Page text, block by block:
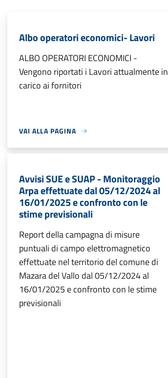
Albo operatori economici- Lavori
ALBO OPERATORI ECONOMICI -
Vengono riportati i Lavori attualmente in
carico ai fornitori
VAI ALLA PAGINA
Avvisi SUE e SUAP - Monitoraggio
Arpa effettuate dal 05/12/2024 al
16/01/2025 e confronto con le
stime previsionali
Report della campagna di misure
puntuali di campo elettromagnetico
effettuate nel territorio del comune di
Mazara del Vallo dal 05/12/2024 al
16/01/2025 e confronto con le stime
previsionali